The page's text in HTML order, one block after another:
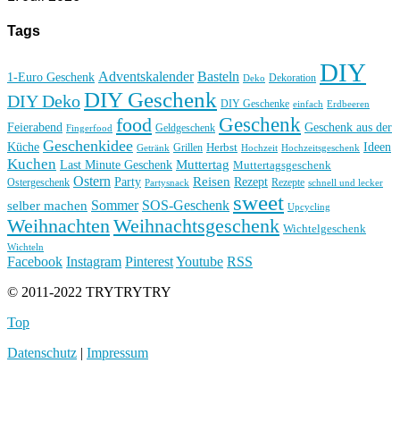
Tags
1-Euro Geschenk Adventskalender Basteln Deko Dekoration DIY
DIY DekoDIY Geschenk DIY Geschenke einfach Erdbeeren
Feierabend Fingerfood food Geldgeschenk Geschenk Geschenk aus der
Küche Geschenkidee Getränk Grillen Herbst Hochzeit Hochzeitsgeschenk Ideen
Kuchen Last Minute Geschenk Muttertag Muttertagsgeschenk
Ostergeschenk Ostern Party Partysnack Reisen Rezept Rezepte schnell und lecker
selber machen Sommer SOS-Geschenk sweet Upcycling
WeihnachtenWeihnachtsgeschenk Wichtelgeschenk
Wichteln
Facebook Instagram PinterestYoutube RSS
© 2011-2022 TRYTRYTRY
Top
Datenschutz | Impressum